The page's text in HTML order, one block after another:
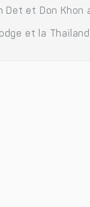
Det et Don Khon
et la